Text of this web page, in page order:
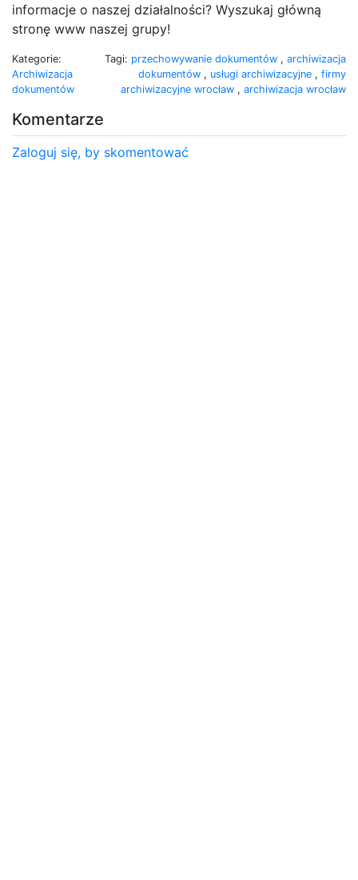
informacje o naszej działalności? Wyszukaj główną
stronę www naszej grupy!
Kategorie:
Archiwizacja
dokumentów
Tagi: przechowywanie dokumentów , archiwizacja
dokumentów , usługi archiwizacyjne , firmy
archiwizacyjne wrocław , archiwizacja wrocław
Komentarze
Zaloguj się, by skomentować